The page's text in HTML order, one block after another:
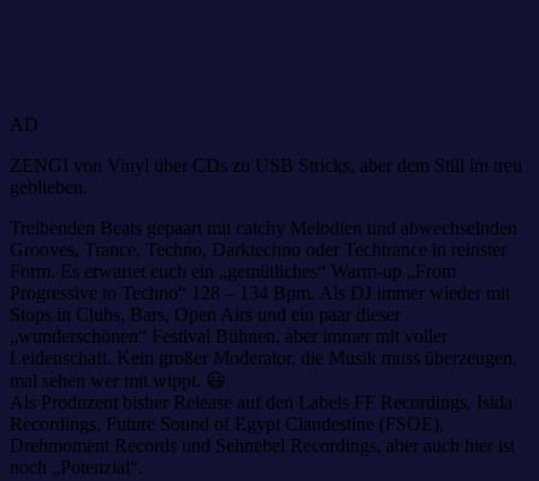
AD
ZENGI von Vinyl über CDs zu USB Stricks, aber dem Still im treu
geblieben.
Treibenden Beats gepaart mit catchy Melodien und abwechselnden
Grooves, Trance, Techno, Darktechno oder Techtrance in reinster
Form. Es erwartet euch ein „gemütliches“ Warm-up „From
Progressive to Techno“ 128 – 134 Bpm. Als DJ immer wieder mit
Stops in Clubs, Bars, Open Airs und ein paar dieser
„wunderschönen“ Festival Bühnen, aber immer mit voller
Leidenschaft. Kein großer Moderator, die Musik muss überzeugen,
mal sehen wer mit wippt. 😃
Als Produzent bisher Release auf den Labels FF Recordings, Isida
Recordings, Future Sound of Egypt Clandestine (FSOE),
Drehmoment Records und Sehnebel Recordings, aber auch hier ist
noch „Potenzial“.